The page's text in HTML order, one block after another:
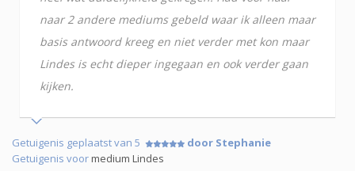
naar 2 andere mediums gebeld waar ik alleen maar
basis antwoord kreeg en niet verder met kon maar
Lindes is echt dieper ingegaan en ook verder gaan
kijken.
Getuigenis geplaatst van 5
door Stephanie
Getuigenis voormedium Lindes